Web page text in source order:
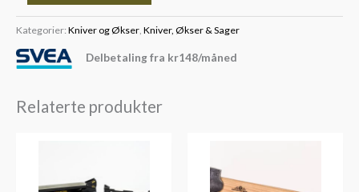
Kategorier: Kniver og Økser, Kniver, Økser & Sager
Delbetaling fra kr148/måned
Relaterte produkter